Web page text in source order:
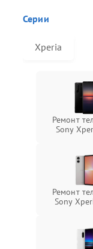
Серии
Xperia
Ремонт
Sony
Ремонт
Sony